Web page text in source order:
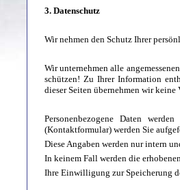
3. Datenschutz
Wir nehmen den Schutz Ihrer
Wir unternehmen alle
schützen! Zu Ihrer Information
dieser Seiten übernehmen wir keine
Personenbezogene Daten
(Kontaktformular) werden Sie
Diese Angaben werden nur intern
In keinem Fall werden die
Ihre Einwilligung zur Speicherung